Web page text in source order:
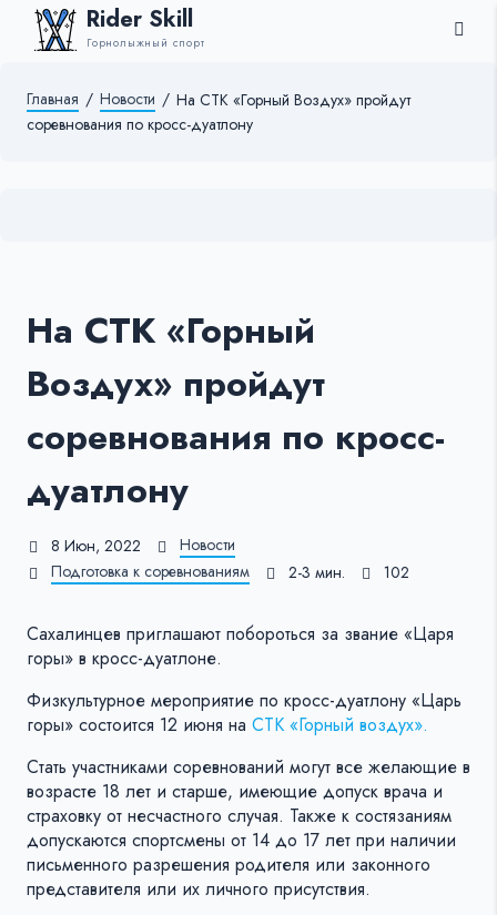
Rider Skill
Горнолыжный спорт
Главная / Новости / На СТК «Горный Воздух» пройдут
соревнования по кросс-дуатлону
На СТК «Горный
Воздух» пройдут
соревнования по кросс-
дуатлону
8 Июн, 2022
Новости
Подготовка к соревнованиям
2-3 мин. 102
Сахалинцев приглашают побороться за звание «Царя
горы» в кросс-дуатлоне.
Физкультурное мероприятие по кросс-дуатлону «Царь
горы» состоится 12 июня на СТК «Горный воздух».
Стать участниками соревнований могут все желающие в
возрасте 18 лет и старше, имеющие допуск врача и
страховку от несчастного случая. Также к состязаниям
допускаются спортсмены от 14 до 17 лет при наличии
письменного разрешения родителя или законного
представителя или их личного присутствия.